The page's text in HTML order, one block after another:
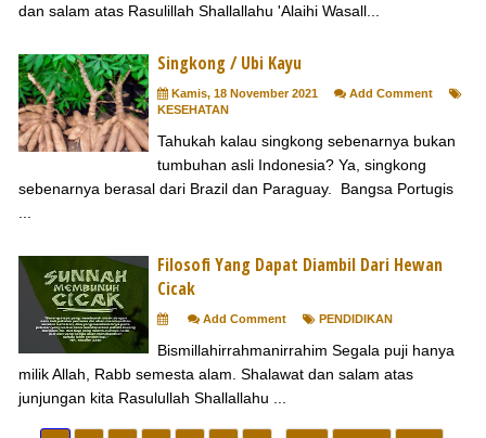
dan salam atas Rasulillah Shallallahu 'Alaihi Wasall...
Singkong / Ubi Kayu
Kamis, 18 November 2021
Add Comment
KESEHATAN
Tahukah kalau singkong sebenarnya bukan
tumbuhan asli Indonesia? Ya, singkong
sebenarnya berasal dari Brazil dan Paraguay. Bangsa Portugis
Filosofi Yang Dapat Diambil Dari Hewan
Cicak
Add Comment PENDIDIKAN
Bismillahirrahmanirrahim Segala puji hanya
milik Allah, Rabb semesta alam. Shalawat dan salam atas
junjungan kita Rasulullah Shallallahu ...